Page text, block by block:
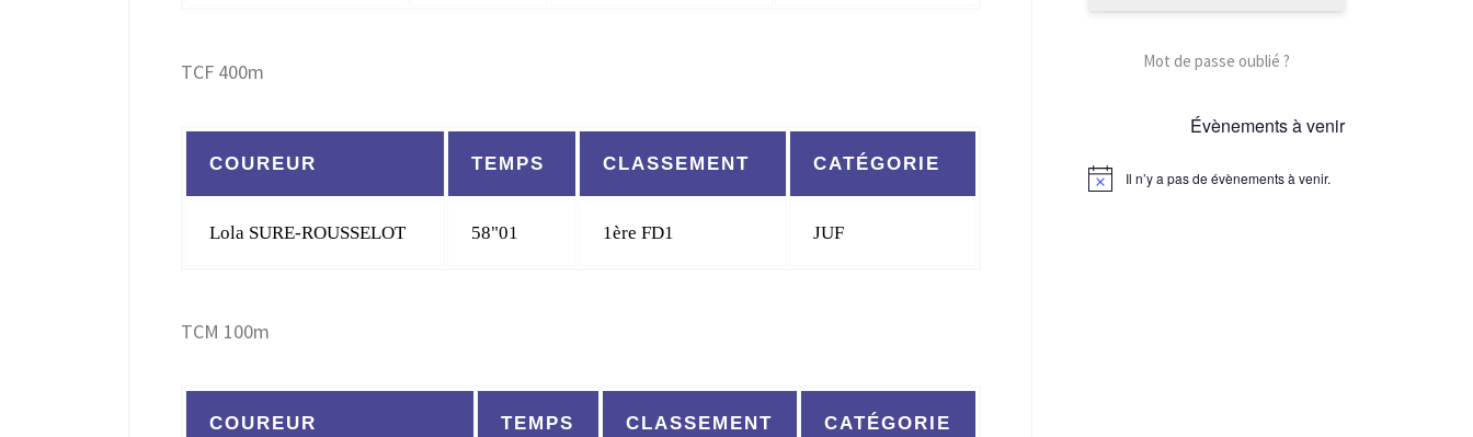
TCF 400m
COUREUR TEMPS CLASSEMENT CATÉGORIE
Lola SURE-ROUSSELOT 58"01 1ère FD1 JUF
TCM 100m
COUREUR TEMPS CLASSEMENT CATÉGORIE
Mot de passe oublié ?
Évènements à venir
Il n’y a pas de évènements à venir.